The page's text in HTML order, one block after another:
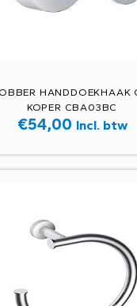
HANDDOEKHAAK
KOPER CBA03BC
€54,00 Incl. btw